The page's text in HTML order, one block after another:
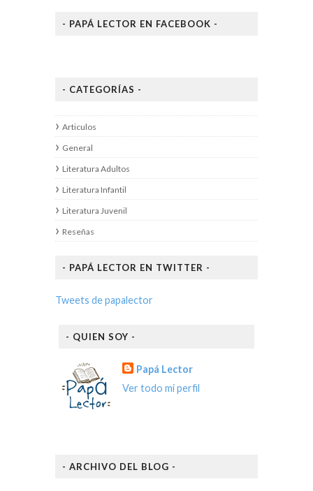
- PAPÁ LECTOR EN FACEBOOK -
- CATEGORÍAS -
Articulos
General
Literatura Adultos
Literatura Infantil
Literatura Juvenil
Reseñas
- PAPÁ LECTOR EN TWITTER -
Tweets de papalector
- QUIEN SOY -
Papá Lector
Ver todo mi perfil
- ARCHIVO DEL BLOG -